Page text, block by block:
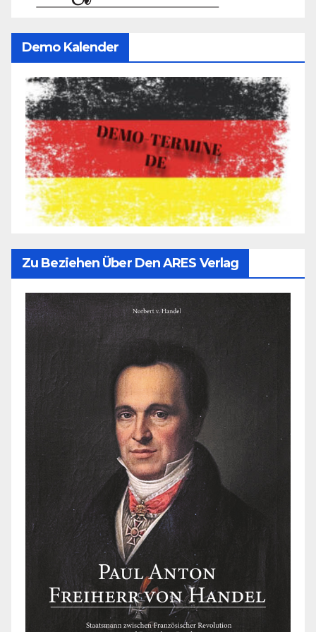
Demo Kalender
Zu Beziehen Über Den ARES Verlag